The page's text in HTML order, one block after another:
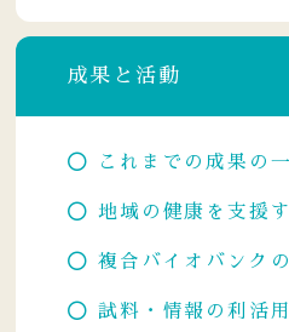
成果と活動
これまでの成果の
地域の健康を支援
複合バイオバンク
試料・情報の利活